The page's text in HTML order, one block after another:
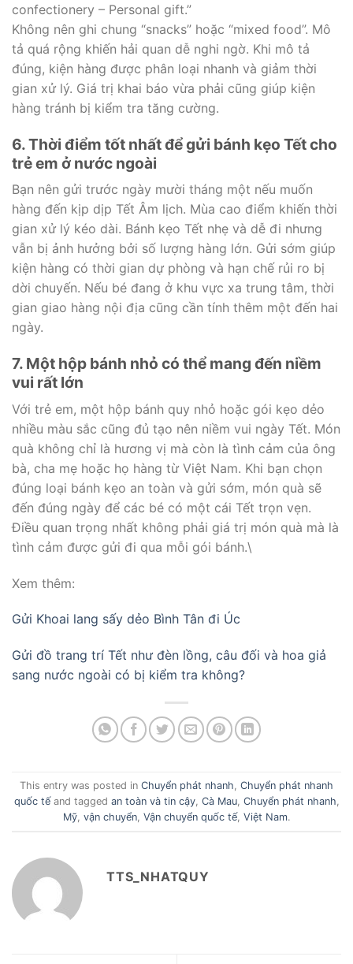
confectionery – Personal gift.”
Không nên ghi chung “snacks” hoặc “mixed food”. Mô
tả quá rộng khiến hải quan dễ nghi ngờ. Khi mô tả
đúng, kiện hàng được phân loại nhanh và giảm thời
gian xử lý. Giá trị khai báo vừa phải cũng giúp kiện
hàng tránh bị kiểm tra tăng cường.
6. Thời điểm tốt nhất để gửi bánh kẹo Tết cho
trẻ em ở nước ngoài
Bạn nên gửi trước ngày mười tháng một nếu muốn
hàng đến kịp dịp Tết Âm lịch. Mùa cao điểm khiến thời
gian xử lý kéo dài. Bánh kẹo Tết nhẹ và dễ đi nhưng
vẫn bị ảnh hưởng bởi số lượng hàng lớn. Gửi sớm giúp
kiện hàng có thời gian dự phòng và hạn chế rủi ro bị
dời chuyến. Nếu bé đang ở khu vực xa trung tâm, thời
gian giao hàng nội địa cũng cần tính thêm một đến hai
ngày.
7. Một hộp bánh nhỏ có thể mang đến niềm
vui rất lớn
Với trẻ em, một hộp bánh quy nhỏ hoặc gói kẹo dẻo
nhiều màu sắc cũng đủ tạo nên niềm vui ngày Tết. Món
quà không chỉ là hương vị mà còn là tình cảm của ông
bà, cha mẹ hoặc họ hàng từ Việt Nam. Khi bạn chọn
đúng loại bánh kẹo an toàn và gửi sớm, món quà sẽ
đến đúng ngày để các bé có một cái Tết trọn vẹn.
Điều quan trọng nhất không phải giá trị món quà mà là
tình cảm được gửi đi qua mỗi gói bánh.\
Xem thêm:
Gửi Khoai lang sấy dẻo Bình Tân đi Úc
Gửi đồ trang trí Tết như đèn lồng, câu đối và hoa giả
sang nước ngoài có bị kiểm tra không?
This entry was posted in Chuyển phát nhanh Chuyển phát nhanh
quốc tếand tagged an toàn và tin cậy, Cà Mau, Chuyển phát nhanh
Mỹ, vận chuyển, Vận chuyển quốc tế, Việt Nam.
TTS_NHATQUY